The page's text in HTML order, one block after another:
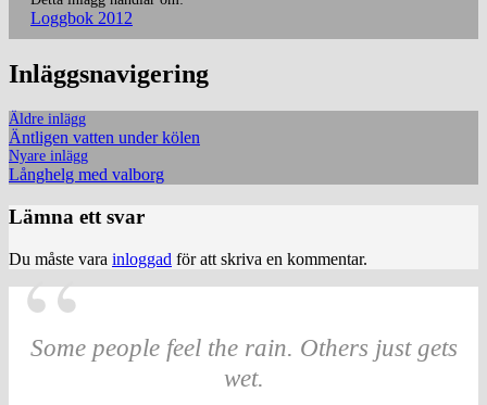
Loggbok 2012
Inläggsnavigering
Äldre inlägg
Äntligen vatten under kölen
Nyare inlägg
Långhelg med valborg
Lämna ett svar
Du måste vara inloggad för att skriva en kommentar.
Some people feel the rain. Others just gets
wet.